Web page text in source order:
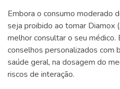
Embora o consumo moderado
seja proibido ao tomar Diamox
melhor consultar o seu
conselhos personalizados com
saúde geral, na dosagem do
riscos de interação.